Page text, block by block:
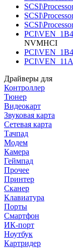
NVMHCI
Драйверы для
Контроллер
Тюнер
Видеокарт
Звуковая карта
Сетевая карта
Тачпад
Модем
Камера
Геймпад
Прочее
Принтер
Сканер
Клавиатура
Порты
Смартфон
ИК-порт
Ноутбук
Картридер